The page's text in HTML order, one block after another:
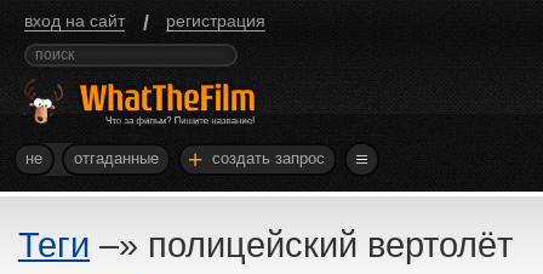
вход на сайт / регистрация
не отгаданные + создать запрос
Теги –» полицейский вертолёт